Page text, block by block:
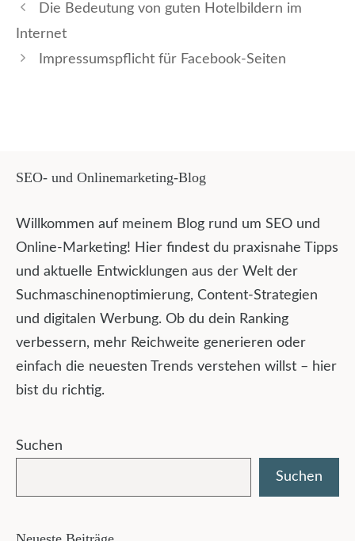
Die Bedeutung von guten Hotelbildern im
Internet
Impressumspflicht für Facebook-Seiten
SEO- und Onlinemarketing-Blog
Willkommen auf meinem Blog rund um SEO und
Online-Marketing! Hier findest du praxisnahe Tipps
und aktuelle Entwicklungen aus der Welt der
Suchmaschinenoptimierung, Content-Strategien
und digitalen Werbung. Ob du dein Ranking
verbessern, mehr Reichweite generieren oder
einfach die neuesten Trends verstehen willst – hier
bist du richtig.
Suchen
Suchen